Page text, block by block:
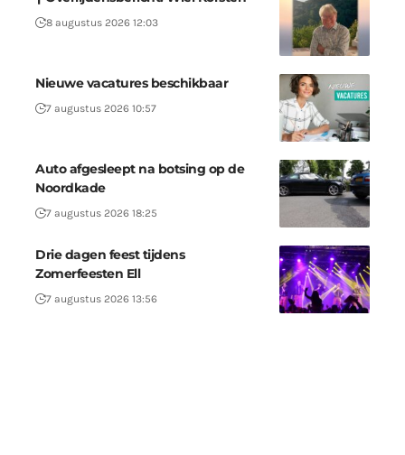
8 augustus 2026 12:03
Nieuwe vacatures beschikbaar
7 augustus 2026 10:57
Auto afgesleept na botsing op de
Noordkade
7 augustus 2026 18:25
Drie dagen feest tijdens
Zomerfeesten Ell
7 augustus 2026 13:56